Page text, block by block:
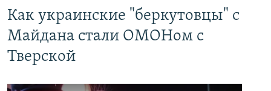
Как украинские "беркутовцы" с
Майдана стали ОМОНом с
Тверской